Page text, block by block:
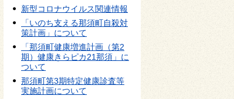
新型コロナウイルス関連情報
「いのち支える那須町自殺対
策計画」について
「那須町健康増進計画（第2
期）健康きらピカ21那須」に
ついて
那須町第3期特定健康診査等
実施計画について